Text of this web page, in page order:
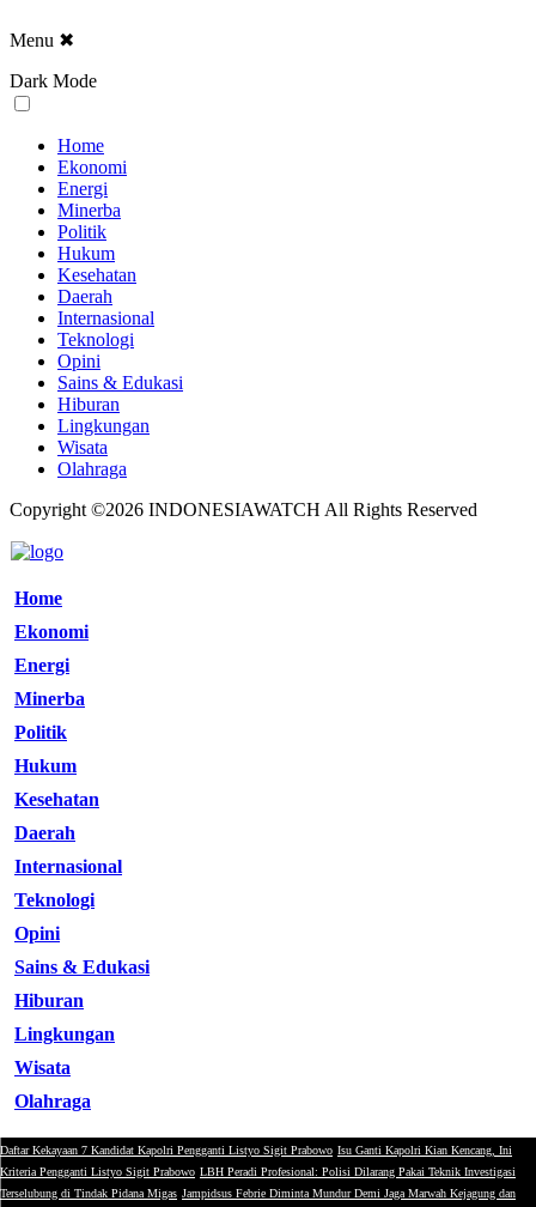
Menu ✖
Dark Mode
Home
Ekonomi
Energi
Minerba
Politik
Hukum
Kesehatan
Daerah
Internasional
Teknologi
Opini
Sains & Edukasi
Hiburan
Lingkungan
Wisata
Olahraga
Copyright ©2026 INDONESIAWATCH All Rights Reserved
Home
Ekonomi
Energi
Minerba
Politik
Hukum
Kesehatan
Daerah
Internasional
Teknologi
Opini
Sains & Edukasi
Hiburan
Lingkungan
Wisata
Olahraga
Daftar Kekayaan 7 Kandidat Kapolri Pengganti Listyo Sigit Prabowo Isu Ganti Kapolri Kian Kencang, Ini
Kriteria Pengganti Listyo Sigit Prabowo LBH Peradi Profesional: Polisi Dilarang Pakai Teknik Investigasi
Terselubung di Tindak Pidana Migas Jampidsus Febrie Diminta Mundur Demi Jaga Marwah Kejagung dan
Ramdhan Pomanto